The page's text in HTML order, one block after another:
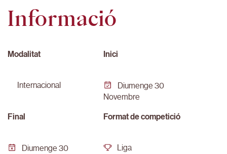
Informació
Modalitat
internacional
Inici
Diumenge 30
Novembre
Final
Diumenge 30
Format de competició
Liga